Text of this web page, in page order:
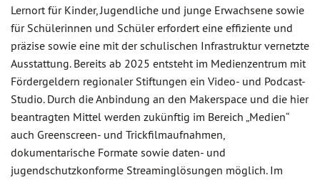
Lernort für Kinder, Jugendliche und junge Erwachsene sowie
für Schülerinnen und Schüler erfordert eine effiziente und
präzise sowie eine mit der schulischen Infrastruktur vernetzte
Ausstattung. Bereits ab 2025 entsteht im Medienzentrum mit
Fördergeldern regionaler Stiftungen ein Video- und Podcast-
Studio. Durch die Anbindung an den Makerspace und die hier
beantragten Mittel werden zukünftig im Bereich „Medien“
auch Greenscreen- und Trickfilmaufnahmen,
dokumentarische Formate sowie daten- und
jugendschutzkonforme Streaminglösungen möglich. Im